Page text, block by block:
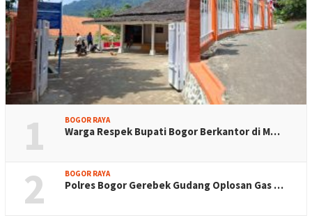
1 BOGOR RAYA
Warga Respek Bupati Bogor Berkantor di M…
2 BOGOR RAYA
Polres Bogor Gerebek Gudang Oplosan Gas …